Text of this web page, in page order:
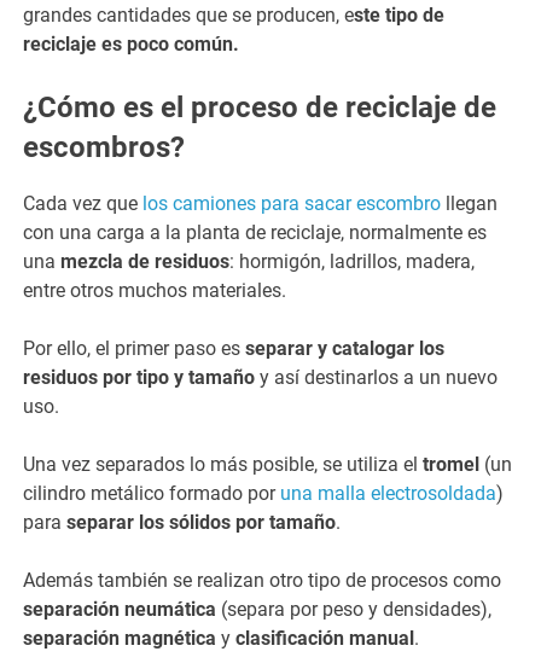
grandes cantidades que se producen, este tipo de
reciclaje es poco común.
¿Cómo es el proceso de reciclaje de
escombros?
Cada vez que los camiones para sacar escombro llegan
con una carga a la planta de reciclaje, normalmente es
unamezcla de residuos: hormigón, ladrillos, madera,
entre otros muchos materiales.
Por ello, el primer paso esseparar y catalogar los
residuos por tipo y tamaño y así destinarlos a un nuevo
uso.
Una vez separados lo más posible, se utiliza eltromel (un
cilindro metálico formado por una malla electrosoldada)
paraseparar los sólidos por tamaño.
Además también se realizan otro tipo de procesos como
separación neumática (separa por peso y densidades),
separación magnética yclasificación manual.